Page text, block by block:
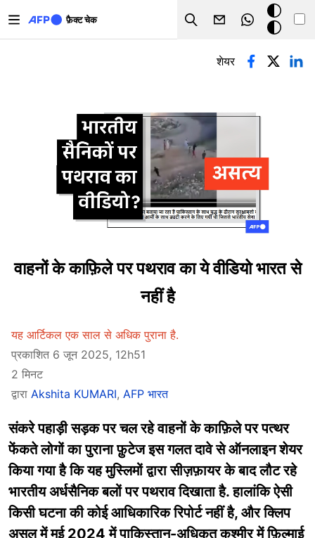
फ़ैक्ट चेक
Search
डार्क
मोड
प्राथमिक टैब्स
शेयर
वाहनों के काफ़िले पर पथराव का ये वीडियो भारत से
नहीं है
यह आर्टिकल एक साल से अधिक पुराना है.
प्रकाशित 6 जून 2025, 12h51
2 मिनट
द्वारा Akshita KUMARI, AFP भारत
संकरे पहाड़ी सड़क पर चल रहे वाहनों के काफ़िले पर पत्थर
फेंकते लोगों का पुराना फ़ुटेज इस गलत दावे से ऑनलाइन शेयर
किया गया है कि यह मुस्लिमों द्वारा सीज़फ़ायर के बाद लौट रहे
भारतीय अर्धसैनिक बलों पर पथराव दिखाता है. हालांकि ऐसी
किसी घटना की कोई आधिकारिक रिपोर्ट नहीं है, और क्लिप
असल में मई 2024 में पाकिस्तान-अधिकृत कश्मीर में फ़िल्माई